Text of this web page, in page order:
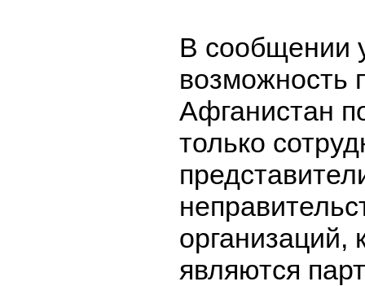
В сообщении
возможность
Афганистан
только
организаций,
являются